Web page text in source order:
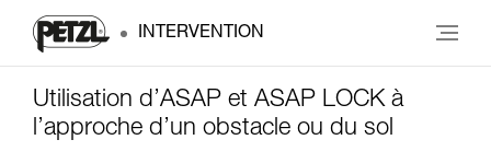
INTERVENTION
Utilisation d’ASAP et ASAP LOCK à
l’approche d’un obstacle ou du sol